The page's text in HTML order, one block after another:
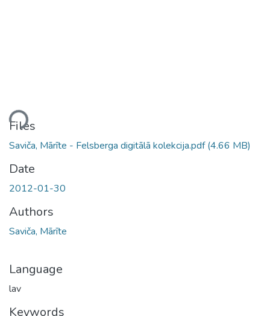
Files
Saviča, Mārīte - Felsberga digitālā kolekcija.pdf(4.66 MB)
Date
2012-01-30
Authors
Saviča, Mārīte
Language
lav
Keywords